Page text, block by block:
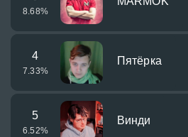
8.68%
4
7.33%
Пятёрка
5
6.52%
Винди